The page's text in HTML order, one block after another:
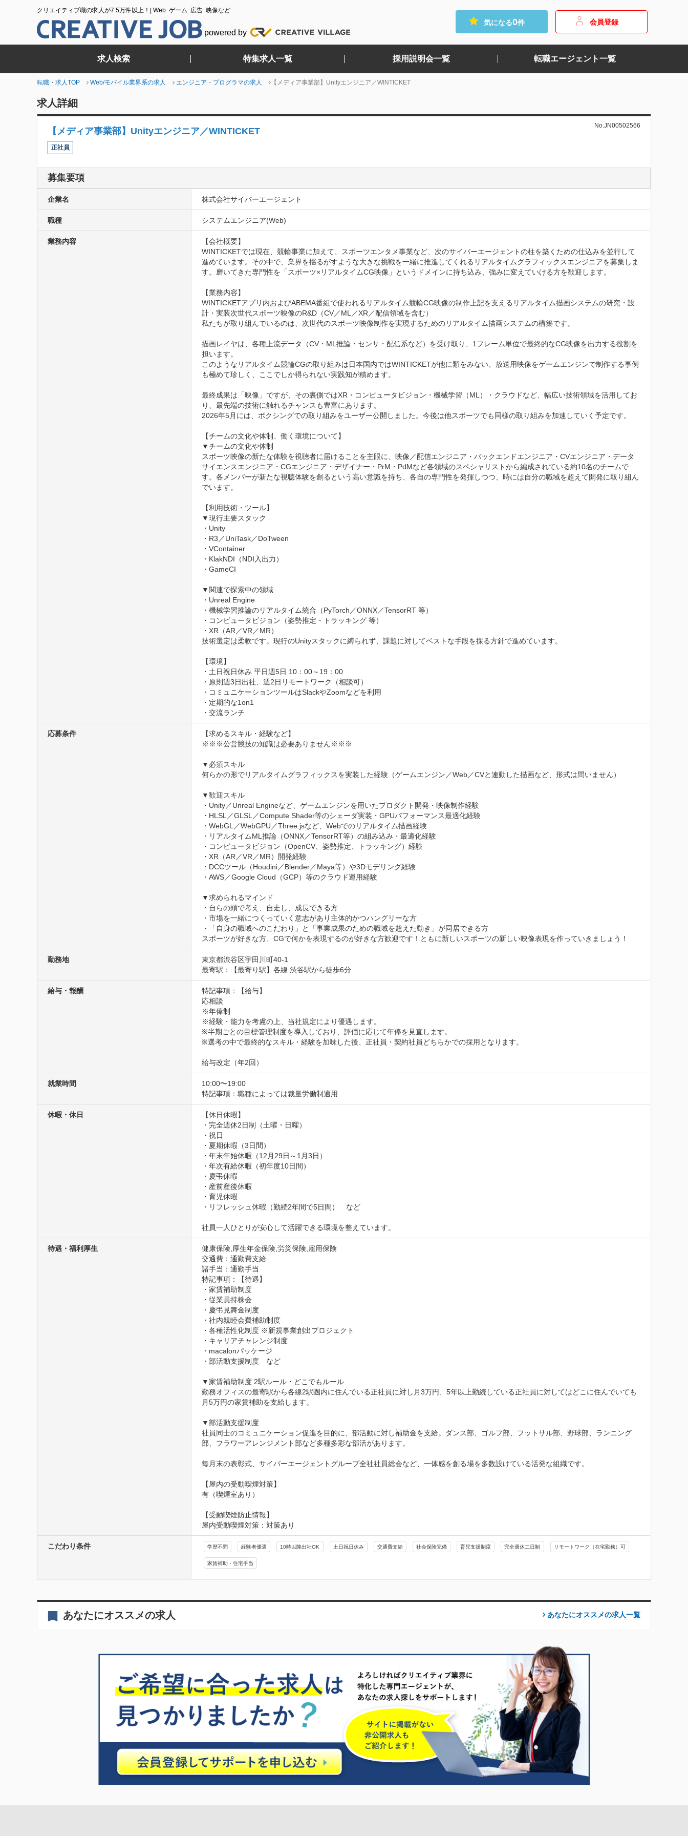
クリエイティブ職の求人が7.5万件以上！| Web･ゲーム･広告･映像など
powered by
気になる0件 会員登録
求人検索 特集求人一覧 採用説明会一覧 転職エージェント一覧
転職・求人TOP Web/モバイル業界系の求人 エンジニア・プログラマの求人 【メディア事業部】Unityエンジニア／WINTICKET
求人詳細
【メディア事業部】Unityエンジニア／WINTICKET
No.JN00502566
正社員
募集要項
企業名 株式会社サイバーエージェント
職種 システムエンジニア(Web)
業務内容
【会社概要】
WINTICKETでは現在、競輪事業に加えて、スポーツエンタメ事業など、次のサイバーエージェントの柱を築くための仕込みを並行して
進めています。その中で、業界を揺るがすような大きな挑戦を一緒に推進してくれるリアルタイムグラフィックスエンジニアを募集しま
す。磨いてきた専門性を「スポーツ×リアルタイムCG映像」というドメインに持ち込み、強みに変えていける方を歓迎します。
【業務内容】
WINTICKETアプリ内およびABEMA番組で使われるリアルタイム競輪CG映像の制作上記を支えるリアルタイム描画システムの研究・設
計・実装次世代スポーツ映像のR&D（CV／ML／XR／配信領域を含む）
私たちが取り組んでいるのは、次世代のスポーツ映像制作を実現するためのリアルタイム描画システムの構築です。
描画レイヤは、各種上流データ（CV・ML推論・センサ・配信系など）を受け取り、1フレーム単位で最終的なCG映像を出力する役割を
担います。
このようなリアルタイム競輪CGの取り組みは日本国内ではWINTICKETが他に類をみない、放送用映像をゲームエンジンで制作する事例
も極めて珍しく、ここでしか得られない実践知が積めます。
最終成果は「映像」ですが、その裏側ではXR・コンピュータビジョン・機械学習（ML）・クラウドなど、幅広い技術領域を活用してお
り、最先端の技術に触れるチャンスも豊富にあります。
2026年5月には、ボクシングでの取り組みをユーザー公開しました。今後は他スポーツでも同様の取り組みを加速していく予定です。
【チームの文化や体制、働く環境について】
▼チームの文化や体制
スポーツ映像の新たな体験を視聴者に届けることを主眼に、映像／配信エンジニア・バックエンドエンジニア・CVエンジニア・データ
サイエンスエンジニア・CGエンジニア・デザイナー・PrM・PdMなど各領域のスペシャリストから編成されている約10名のチームで
す。各メンバーが新たな視聴体験を創るという高い意識を持ち、各自の専門性を発揮しつつ、時には自分の職域を超えて開発に取り組ん
でいます。
【利用技術・ツール】
▼現行主要スタック
・Unity
・R3／UniTask／DoTween
・VContainer
・KlakNDI（NDI入出力）
・GameCI
▼関連で探索中の領域
・Unreal Engine
・機械学習推論のリアルタイム統合（PyTorch／ONNX／TensorRT 等）
・コンピュータビジョン（姿勢推定・トラッキング 等）
・XR（AR／VR／MR）
技術選定は柔軟です。現行のUnityスタックに縛られず、課題に対してベストな手段を採る方針で進めています。
【環境】
・土日祝日休み 平日週5日 10：00～19：00
・原則週3日出社、週2日リモートワーク（相談可）
・コミュニケーションツールはSlackやZoomなどを利用
・定期的な1on1
・交流ランチ
応募条件
【求めるスキル・経験など】
※※※公営競技の知識は必要ありません※※※
▼必須スキル
何らかの形でリアルタイムグラフィックスを実装した経験（ゲームエンジン／Web／CVと連動した描画など、形式は問いません）
▼歓迎スキル
・Unity／Unreal Engineなど、ゲームエンジンを用いたプロダクト開発・映像制作経験
・HLSL／GLSL／Compute Shader等のシェーダ実装・GPUパフォーマンス最適化経験
・WebGL／WebGPU／Three.jsなど、Webでのリアルタイム描画経験
・リアルタイムML推論（ONNX／TensorRT等）の組み込み・最適化経験
・コンピュータビジョン（OpenCV、姿勢推定、トラッキング）経験
・XR（AR／VR／MR）開発経験
・DCCツール（Houdini／Blender／Maya等）や3Dモデリング経験
・AWS／Google Cloud（GCP）等のクラウド運用経験
▼求められるマインド
・自らの頭で考え、自走し、成長できる方
・市場を一緒につくっていく意志があり主体的かつハングリーな方
・「自身の職域へのこだわり」と「事業成果のための職域を超えた動き」が同居できる方
スポーツが好きな方、CGで何かを表現するのが好きな方歓迎です！ともに新しいスポーツの新しい映像表現を作っていきましょう！
勤務地
東京都渋谷区宇田川町40-1
最寄駅：【最寄り駅】各線 渋谷駅から徒歩6分
給与・報酬
特記事項：【給与】
応相談
※年俸制
※経験・能力を考慮の上、当社規定により優遇します。
※半期ごとの目標管理制度を導入しており、評価に応じて年俸を見直します。
※選考の中で最終的なスキル・経験を加味した後、正社員・契約社員どちらかでの採用となります。
給与改定（年2回）
就業時間
10:00〜19:00
特記事項：職種によっては裁量労働制適用
休暇・休日
【休日休暇】
・完全週休2日制（土曜・日曜）
・祝日
・夏期休暇（3日間）
・年末年始休暇（12月29日～1月3日）
・年次有給休暇（初年度10日間）
・慶弔休暇
・産前産後休暇
・育児休暇
・リフレッシュ休暇（勤続2年間で5日間）　など
社員一人ひとりが安心して活躍できる環境を整えています。
待遇・福利厚生
健康保険,厚生年金保険,労災保険,雇用保険
交通費：通勤費支給
諸手当：通勤手当
特記事項：【待遇】
・家賃補助制度
・従業員持株会
・慶弔見舞金制度
・社内親睦会費補助制度
・各種活性化制度 ※新規事業創出プロジェクト
・キャリアチャレンジ制度
・macalonパッケージ
・部活動支援制度　など
▼家賃補助制度 2駅ルール・どこでもルール
勤務オフィスの最寄駅から各線2駅圏内に住んでいる正社員に対し月3万円、5年以上勤続している正社員に対してはどこに住んでいても
月5万円の家賃補助を支給します。
▼部活動支援制度
社員同士のコミュニケーション促進を目的に、部活動に対し補助金を支給。ダンス部、ゴルフ部、フットサル部、野球部、ランニング
部、フラワーアレンジメント部など多種多彩な部活があります。
毎月末の表彰式、サイバーエージェントグループ全社社員総会など、一体感を創る場を多数設けている活発な組織です。
【屋内の受動喫煙対策】
有（喫煙室あり）
【受動喫煙防止情報】
屋内受動喫煙対策：対策あり
こだわり条件 学歴不問 経験者優遇 10時以降出社OK 土日祝日休み 交通費支給 社会保険完備 育児支援制度 完全週休二日制 リモートワーク（在宅勤務）可
家賃補助・住宅手当
あなたにオススメの求人 あなたにオススメの求人一覧